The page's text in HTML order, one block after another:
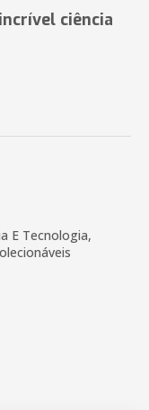
ciência
E Tecnologia,